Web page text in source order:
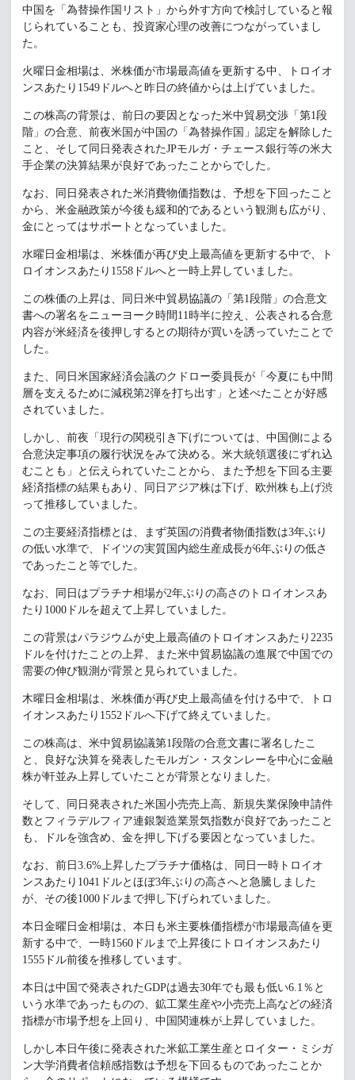
中国を「為替操作国リスト」から外す方向で検討していると報
じられていることも、投資家心理の改善につながっていまし
た。
火曜日金相場は、米株価が市場最高値を更新する中、トロイオ
ンスあたり1549ドルへと昨日の終値からは上げていました。
この株高の背景は、前日の要因となった米中貿易交渉「第1段
階」の合意、前夜米国が中国の「為替操作国」認定を解除した
こと、そして同日発表されたJPモルガ・チェース銀行等の米大
手企業の決算結果が良好であったことからでした。
なお、同日発表された米消費物価指数は、予想を下回ったこと
から、米金融政策が今後も緩和的であるという観測も広がり、
金にとってはサポートとなっていました。
水曜日金相場は、米株価が再び史上最高値を更新する中で、ト
ロイオンスあたり1558ドルへと一時上昇していました。
この株価の上昇は、同日米中貿易協議の「第1段階」の合意文
書への署名をニューヨーク時間11時半に控え、公表される合意
内容が米経済を後押しするとの期待が買いを誘っていたことで
した。
また、同日米国家経済会議のクドロー委員長が「今夏にも中間
層を支えるために減税第2弾を打ち出す」と述べたことが好感
されていました。
しかし、前夜「現行の関税引き下げについては、中国側による
合意決定事項の履行状況をみて決める。米大統領選後にずれ込
むことも」と伝えられていたことから、また予想を下回る主要
経済指標の結果もあり、同日アジア株は下げ、欧州株も上げ渋
って推移していました。
この主要経済指標とは、まず英国の消費者物価指数は3年ぶり
の低い水準で、ドイツの実質国内総生産成長が6年ぶりの低さ
であったこと等でした。
なお、同日はプラチナ相場が2年ぶりの高さのトロイオンスあ
たり1000ドルを超えて上昇していました。
この背景はパラジウムが史上最高値のトロイオンスあたり2235
ドルを付けたことの上昇、また米中貿易協議の進展で中国での
需要の伸び観測が背景と見られていました。
木曜日金相場は、米株価が再び史上最高値を付ける中で、トロ
イオンスあたり1552ドルへ下げて終えていました。
この株高は、米中貿易協議第1段階の合意文書に署名したこ
と、良好な決算を発表したモルガン・スタンレーを中心に金融
株が軒並み上昇していたことが背景となりました。
そして、同日発表された米国小売売上高、新規失業保険申請件
数とフィラデルフィア連銀製造業景気指数が良好であったこと
も、ドルを強含め、金を押し下げる要因となっていました。
なお、前日3.6%上昇したプラチナ価格は、同日一時トロイオ
ンスあたり1041ドルとほぼ3年ぶりの高さへと急騰しました
が、その後1000ドルまで押し下げられていました。
本日金曜日金相場は、本日も米主要株価指標が市場最高値を更
新する中で、一時1560ドルまで上昇後にトロイオンスあたり
1555ドル前後を推移しています。
本日は中国で発表されたGDPは過去30年でも最も低い6.1％と
いう水準であったものの、鉱工業生産や小売売上高などの経済
指標が市場予想を上回り、中国関連株が上昇していました。
しかし本日午後に発表された米鉱工業生産とロイター・ミシガ
ン大学消費者信頼感指数は予想を下回るものであったことか